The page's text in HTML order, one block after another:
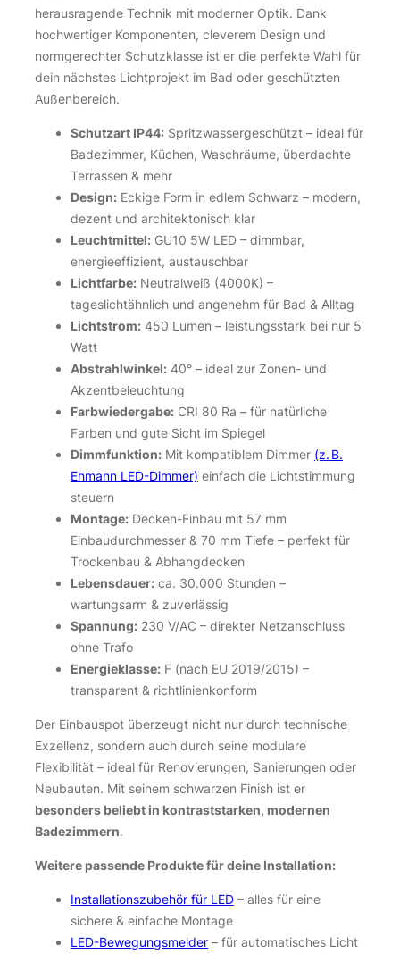
herausragende Technik mit moderner Optik. Dank
hochwertiger Komponenten, cleverem Design und
normgerechter Schutzklasse ist er die perfekte Wahl für
dein nächstes Lichtprojekt im Bad oder geschützten
Außenbereich.
Schutzart IP44: Spritzwassergeschützt – ideal für
Badezimmer, Küchen, Waschräume, überdachte
Terrassen & mehr
Design: Eckige Form in edlem Schwarz – modern,
dezent und architektonisch klar
Leuchtmittel: GU10 5W LED – dimmbar,
energieeffizient, austauschbar
Lichtfarbe: Neutralweiß (4000K) –
tageslichtähnlich und angenehm für Bad & Alltag
Lichtstrom: 450 Lumen – leistungsstark bei nur 5
Watt
Abstrahlwinkel: 40° – ideal zur Zonen- und
Akzentbeleuchtung
Farbwiedergabe: CRI 80 Ra – für natürliche
Farben und gute Sicht im Spiegel
Dimmfunktion: Mit kompatiblem Dimmer (z. B.
Ehmann LED-Dimmer) einfach die Lichtstimmung
steuern
Montage: Decken-Einbau mit 57 mm
Einbaudurchmesser & 70 mm Tiefe – perfekt für
Trockenbau & Abhangdecken
Lebensdauer: ca. 30.000 Stunden –
wartungsarm & zuverlässig
Spannung: 230 V/AC – direkter Netzanschluss
ohne Trafo
Energieklasse: F (nach EU 2019/2015) –
transparent & richtlinienkonform
Der Einbauspot überzeugt nicht nur durch technische
Exzellenz, sondern auch durch seine modulare
Flexibilität – ideal für Renovierungen, Sanierungen oder
Neubauten. Mit seinem schwarzen Finish ist er
besonders beliebt in kontraststarken, modernen
Badezimmern.
Weitere passende Produkte für deine Installation:
Installationszubehör für LED – alles für eine
sichere & einfache Montage
LED-Bewegungsmelder – für automatisches Licht